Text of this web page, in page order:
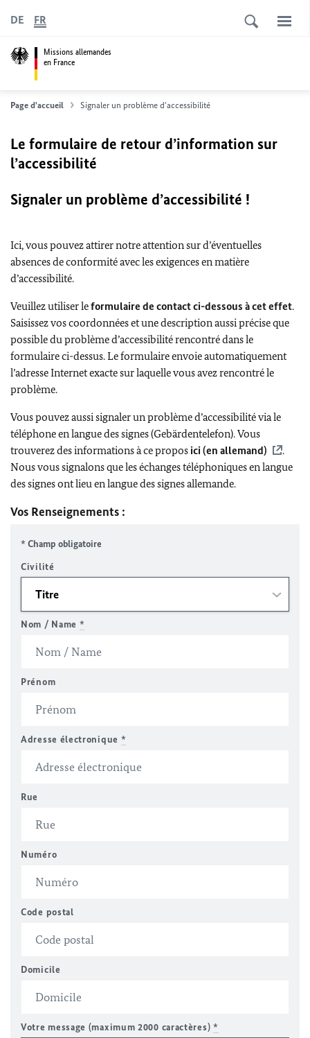
Missions allemandes
en France
DE FR
Page d'accueil Signaler un problème d'accessibilité
Le formulaire de retour d’information sur
l’accessibilité
Signaler un problème d’accessibilité !
Ici, vous pouvez attirer notre attention sur d’éventuelles
absences de conformité avec les exigences en matière
d’accessibilité.
Veuillez utiliser leformulaire de contact ci-dessous à cet effet.
Saisissez vos coordonnées et une description aussi précise que
possible du problème d’accessibilité rencontré dans le
formulaire ci-dessus. Le formulaire envoie automatiquement
l’adresse Internet exacte sur laquelle vous avez rencontré le
problème.
Vous pouvez aussi signaler un problème d’accessibilité via le
téléphone en langue des signes (Gebärdentelefon). Vous
trouverez des informations à ce propos ici (en allemand)
.
Nous vous signalons que les échanges téléphoniques en langue
des signes ont lieu en langue des signes allemande.
Vos Renseignements :
* Champ obligatoire
Civilité
Nom / Name *
Prénom
Adresse électronique *
Rue
Numéro
Code postal
Domicile
Votre message (maximum 2000 caractères) *